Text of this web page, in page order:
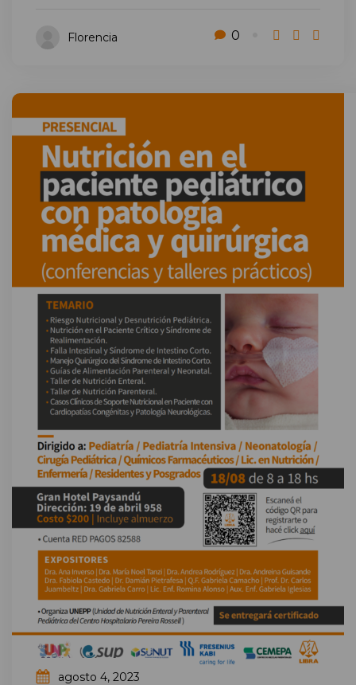
Florencia 0
agosto 4, 2023